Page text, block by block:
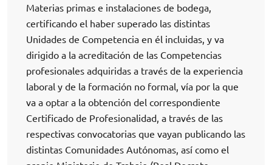
Materias primas e instalaciones de bodega,
certificando el haber superado las distintas
Unidades de Competencia en él incluidas, y va
dirigido a la acreditación de las Competencias
profesionales adquiridas a través de la experiencia
laboral y de la formación no formal, vía por la que
va a optar a la obtención del correspondiente
Certificado de Profesionalidad, a través de las
respectivas convocatorias que vayan publicando las
distintas Comunidades Autónomas, así como el